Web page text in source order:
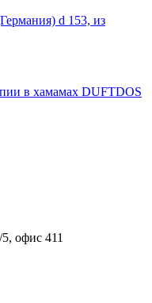
d 153, из
в хамамах DUFTDOS
офис 411